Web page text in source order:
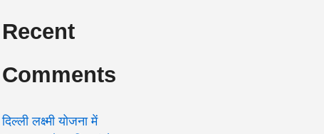
Recent
Comments
दिल्ली लक्ष्मी योजना में